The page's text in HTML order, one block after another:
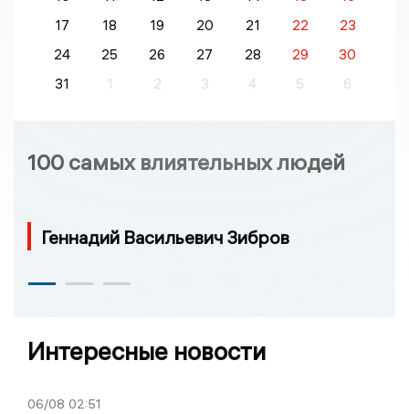
17
18 19 20 21 22
23
24
25 26 27 28 29
30
31
1 2 3 4 5 6
100 самых влиятельных людей
Геннадий Васильевич Зибров
Интересные новости
06/08 02:51